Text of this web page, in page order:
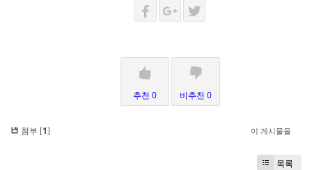
추천 0 비추천 0
첨부 [1] 이 게시물을
목록